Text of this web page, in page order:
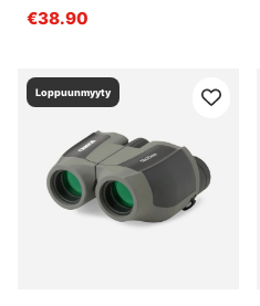
€38.90
Loppuunmyyty